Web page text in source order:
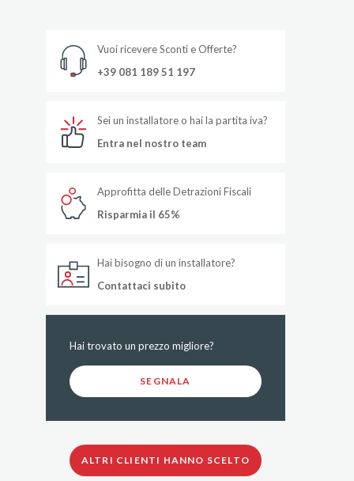
Vuoi ricevere Sconti e Offerte?
+39 081 189 51 197
Sei un installatore o hai la partita iva?
Entra nel nostro team
Approfitta delle Detrazioni Fiscali
Risparmia il 65%
Hai bisogno di un installatore?
Contattaci subito
Hai trovato un prezzo migliore?
SEGNALA
ALTRI CLIENTI HANNO SCELTO